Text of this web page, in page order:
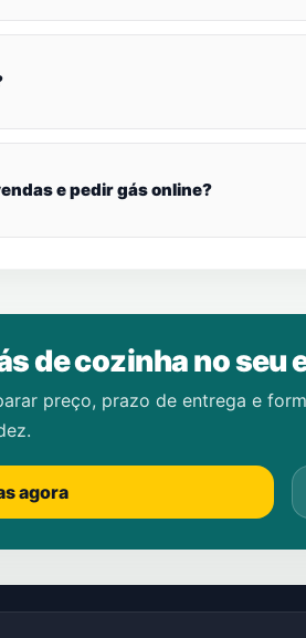
e pedir gás online?
de cozinha no seu
preço, prazo de entrega e
agora